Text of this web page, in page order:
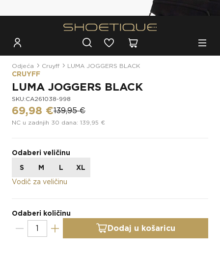
Besplatna dostava za narudžbe iznad 100€
Odjeća Cruyff LUMA JOGGERS BLACK
CRUYFF
LUMA JOGGERS BLACK
SKU:CA261038-998
69,98 €139,95 €
NC u zadnjih 30 dana: 139,95 €
Odaberi veličinu
S
M L
XL
Vodič za veličinu
Odaberi količinu
Dodaj u košaricu